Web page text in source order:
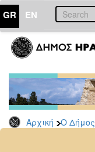
GR EN
Αρχική Ο Δήμος
ΔΗΜΟΣ
Δελτία
Τύπου
Αρχείο
2026